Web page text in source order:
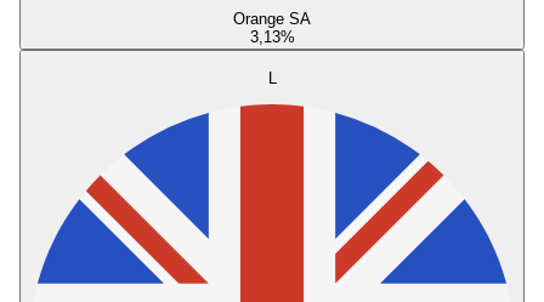
Orange SA
3,13%
L